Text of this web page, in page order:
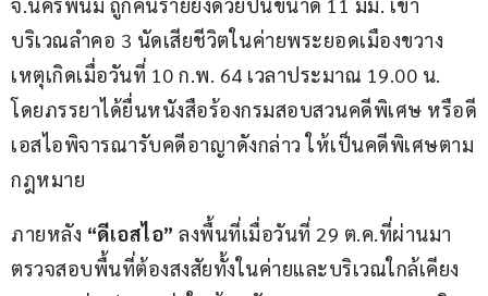
จ.นครพนม ถูกคนร้ายยิงด้วยปืนขนาด 11 มม. เข้า
บริเวณลำคอ 3 นัดเสียชีวิตในค่ายพระยอดเมืองขวาง
เหตุเกิดเมื่อวันที่ 10 ก.พ. 64 เวลาประมาณ 19.00 น.
โดยภรรยาได้ยื่นหนังสือร้องกรมสอบสวนคดีพิเศษ หรือดี
เอสไอพิจารณารับคดีอาญาดังกล่าว ให้เป็นคดีพิเศษตาม
กฎหมาย
ภายหลัง “ดีเอสไอ” ลงพื้นที่เมื่อวันที่ 29 ต.ค.ที่ผ่านมา
ตรวจสอบพื้นที่ต้องสงสัยทั้งในค่ายและบริเวณใกล้เคียง